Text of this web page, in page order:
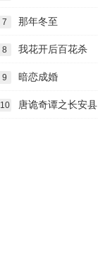
7 那年冬至
8 我花开后百花杀
9 暗恋成婚
10 唐诡奇谭之长安县